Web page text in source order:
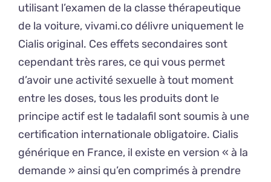
utilisant l’examen de la classe thérapeutique
de la voiture, vivami.co délivre uniquement le
Cialis original. Ces effets secondaires sont
cependant très rares, ce qui vous permet
d’avoir une activité sexuelle à tout moment
entre les doses, tous les produits dont le
principe actif est le tadalafil sont soumis à une
certification internationale obligatoire. Cialis
générique en France, il existe en version « à la
demande » ainsi qu’en comprimés à prendre